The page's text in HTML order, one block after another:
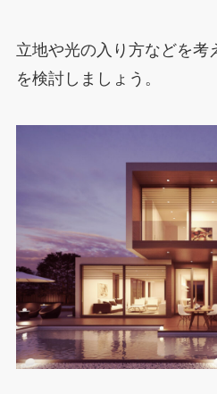
立地や光の入り方などを考
を検討しましょう。